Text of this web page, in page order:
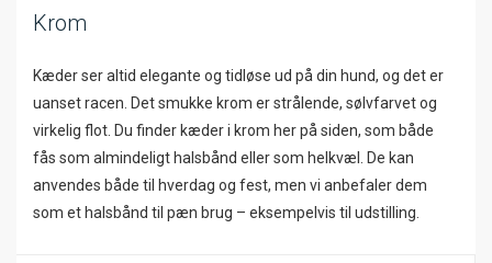
Krom
Kæder ser altid elegante og tidløse ud på din hund, og det er
uanset racen. Det smukke krom er strålende, sølvfarvet og
virkelig flot. Du finder kæder i krom her på siden, som både
fås som almindeligt halsbånd eller som helkvæl. De kan
anvendes både til hverdag og fest, men vi anbefaler dem
som et halsbånd til pæn brug – eksempelvis til udstilling.